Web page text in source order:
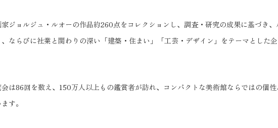
ジョルジュ・ルオーの作品約260点をコレクションし、調査・研究の成果に基づき
、ならびに社業と関わりの深い「建築・住まい」「工芸・デザイン」をテーマとした
は86回を数え、150万人以上もの鑑賞者が訪れ、コンパクトな美術館ならではの個
す。